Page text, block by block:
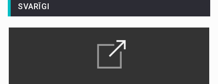
SVARĪGI